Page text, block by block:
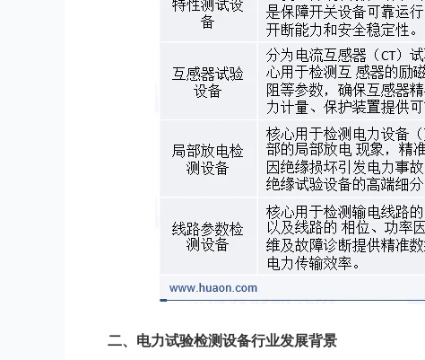
二、 电力试验检测设备行业发展背景